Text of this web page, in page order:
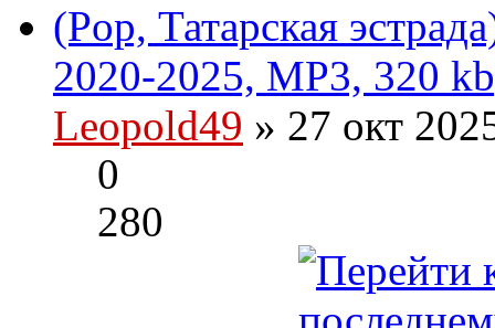
(Pop, Татарская
2020-2025, MP3, 320
Leopold49 » 27 окт
0
280